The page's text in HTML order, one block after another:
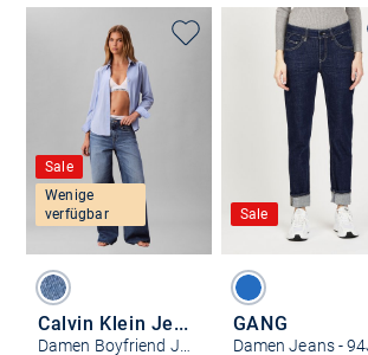
Sale
Wenige
verfügbar
Calvin Klein Jeans
Sale
GANG